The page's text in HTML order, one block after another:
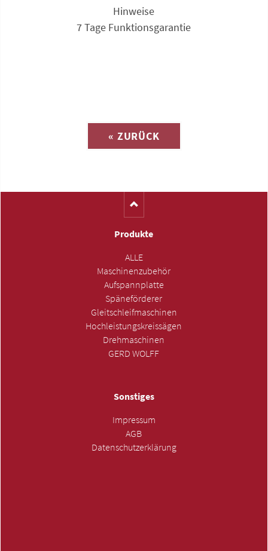
Hinweise
7 Tage Funktionsgarantie
« ZURÜCK
Produkte
ALLE
Maschinenzubehör
Aufspannplatte
Späneförderer
Gleitschleifmaschinen
Hochleistungskreissägen
Drehmaschinen
GERD WOLFF
Sonstiges
Impressum
AGB
Datenschutzerklärung